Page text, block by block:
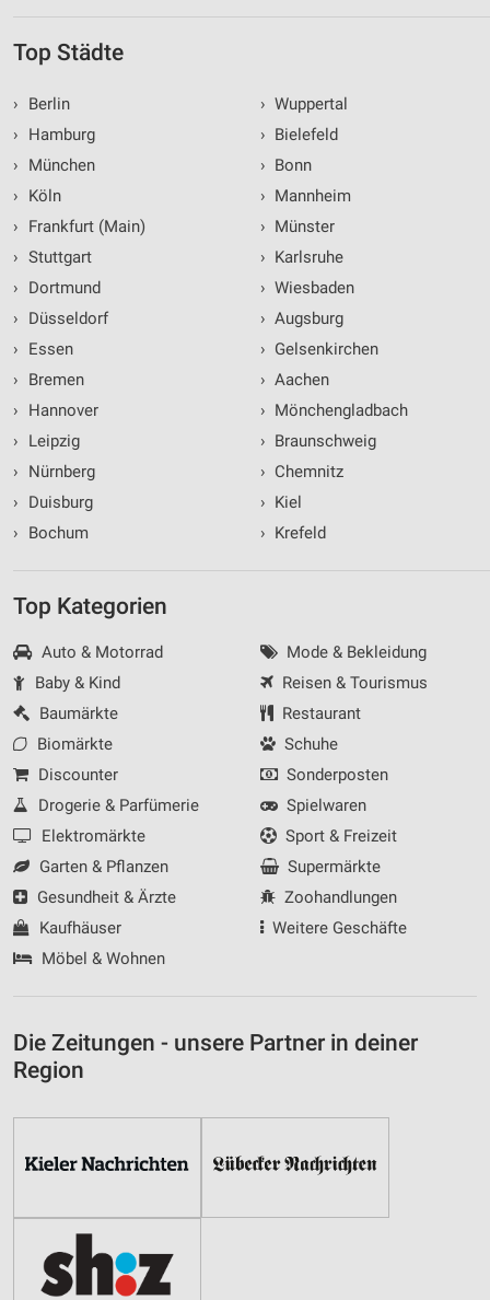
Top Städte
›
Berlin
›
Hamburg
›
München
›
Köln
›
Frankfurt (Main)
› Stuttgart
›
Dortmund
›
Düsseldorf
›
Essen
›
Bremen
›
Hannover
›
Leipzig
›
Nürnberg
›
Duisburg
›
Bochum
› Wuppertal
› Bielefeld
› Bonn
› Mannheim
› Münster
› Karlsruhe
› Wiesbaden
› Augsburg
› Gelsenkirchen
› Aachen
› Mönchengladbach
› Braunschweig
› Chemnitz
› Kiel
› Krefeld
Top Kategorien
Auto & Motorrad
Baby & Kind
Baumärkte
Biomärkte
Discounter
Drogerie & Parfümerie
Elektromärkte
Garten & Pflanzen
Gesundheit & Ärzte
Kaufhäuser
Möbel & Wohnen
Mode & Bekleidung
Reisen & Tourismus
Restaurant
Schuhe
Sonderposten
Spielwaren
Sport & Freizeit
Supermärkte
Zoohandlungen
Weitere Geschäfte
Die Zeitungen - unsere Partner in deiner
Region